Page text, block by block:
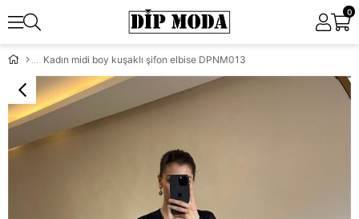
0
Kadın midi boy kuşaklı şifon elbise DPNM013